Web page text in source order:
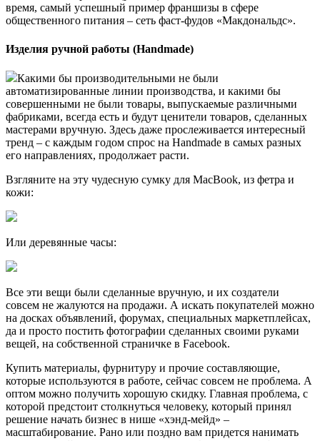
время, самый успешный пример франшизы в сфере
общественного питания – сеть фаст-фудов «Макдональдс».
Изделия ручной работы (Handmade)
Какими бы производительными не были
автоматизированные линии производства, и какими бы
совершенными не были товары, выпускаемые различными
фабриками, всегда есть и будут ценители товаров, сделанных
мастерами вручную. Здесь даже прослеживается интересный
тренд – с каждым годом спрос на Handmade в самых разных
его направлениях, продолжает расти.
Взгляните на эту чудесную сумку для MacBook, из фетра и
кожи:
Или деревянные часы:
Все эти вещи были сделанные вручную, и их создатели
совсем не жалуются на продажи. А искать покупателей можно
на досках объявлений, форумах, специальных маркетплейсах,
да и просто постить фотографии сделанных своими руками
вещей, на собственной страничке в Facebook.
Купить материалы, фурнитуру и прочие составляющие,
которые используются в работе, сейчас совсем не проблема. А
оптом можно получить хорошую скидку. Главная проблема, с
которой предстоит столкнуться человеку, который принял
решение начать бизнес в нише «хэнд-мейд» –
масштабирование. Рано или поздно вам придется нанимать